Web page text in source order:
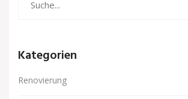
Kategorien
Renovierung